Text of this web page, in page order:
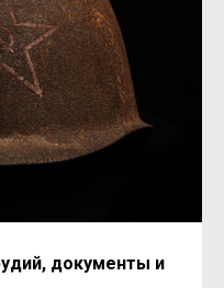
документы и